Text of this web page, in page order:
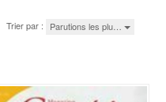
Trier par : Parutions les plu…